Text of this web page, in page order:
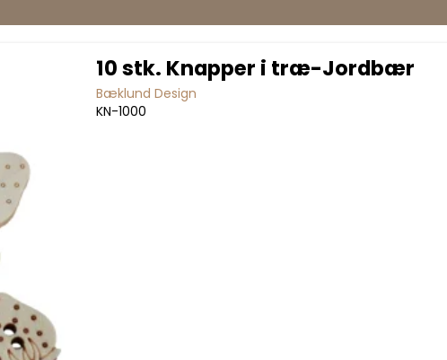
10 stk. Knapper i træ-Jordbær
Bæklund Design
KN-1000